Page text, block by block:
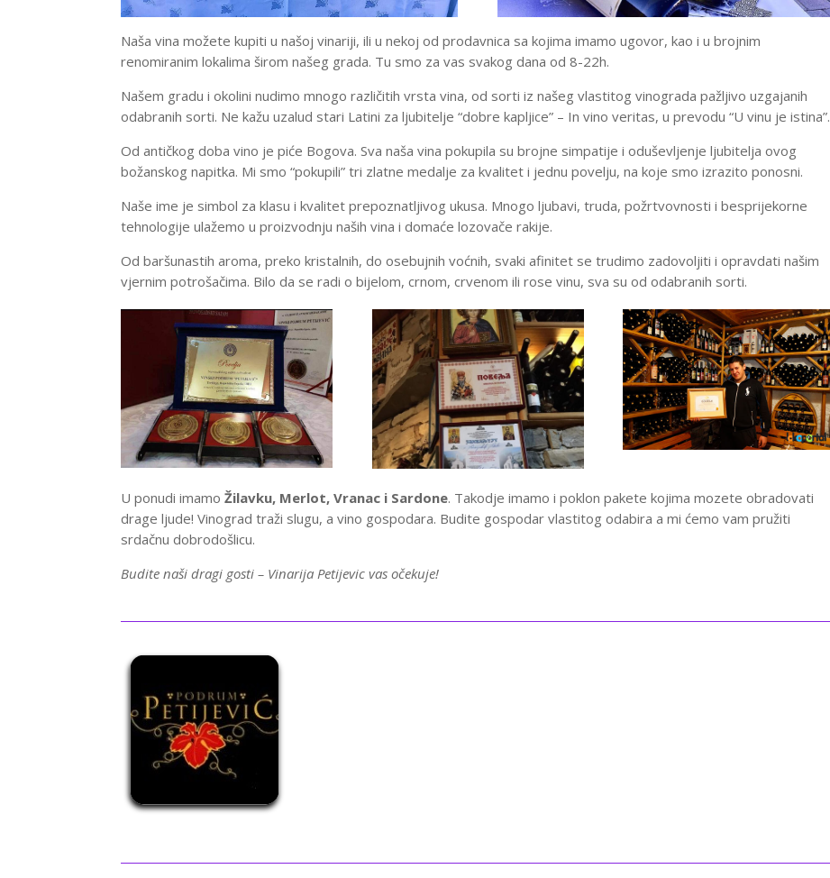
Naša vina možete kupiti u našoj vinariji, ili u nekoj od prodavnica sa kojima imamo ugovor, kao i u brojnim
renomiranim lokalima širom našeg grada. Tu smo za vas svakog dana od 8-22h.
Našem gradu i okolini nudimo mnogo različitih vrsta vina, od sorti iz našeg vlastitog vinograda pažljivo uzgajanih
odabranih sorti. Ne kažu uzalud stari Latini za ljubitelje “dobre kapljice” – In vino veritas, u prevodu “U vinu je istina”.
Od antičkog doba vino je piće Bogova. Sva naša vina pokupila su brojne simpatije i oduševljenje ljubitelja ovog
božanskog napitka. Mi smo “pokupili” tri zlatne medalje za kvalitet i jednu povelju, na koje smo izrazito ponosni.
Naše ime je simbol za klasu i kvalitet prepoznatljivog ukusa. Mnogo ljubavi, truda, požrtvovnosti i besprijekorne
tehnologije ulažemo u proizvodnju naših vina i domaće lozovače rakije.
Od baršunastih aroma, preko kristalnih, do osebujnih voćnih, svaki afinitet se trudimo zadovoljiti i opravdati našim
vjernim potrošačima. Bilo da se radi o bijelom, crnom, crvenom ili rose vinu, sva su od odabranih sorti.
U ponudi imamo Žilavku, Merlot, Vranac i Sardone. Takodje imamo i poklon pakete kojima mozete obradovati
drage ljude! Vinograd traži slugu, a vino gospodara. Budite gospodar vlastitog odabira a mi ćemo vam pružiti
srdačnu dobrodošlicu.
Budite naši dragi gosti – Vinarija Petijevic vas očekuje!